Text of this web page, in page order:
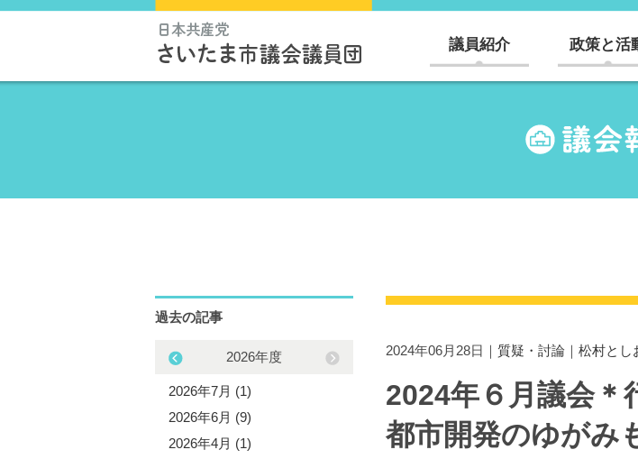
議員紹介 政策と活
2024年06月28日｜ 質疑・討論 ｜ 松村とし
2024年６月議会
都市開発のゆが
過去の記事
2026年度
2026年7月 (1)
2026年6月 (9)
2026年4月 (1)